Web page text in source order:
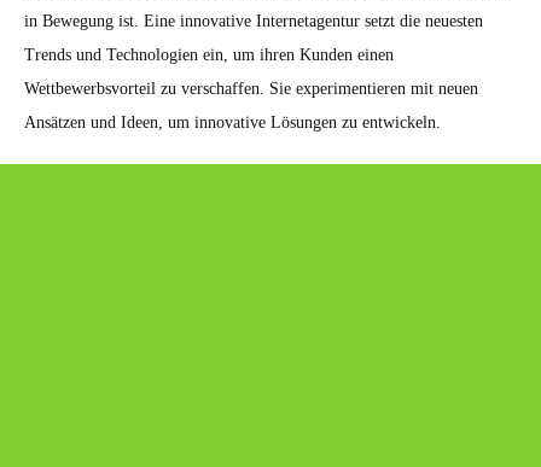
in Bewegung ist. Eine innovative Internetagentur setzt die neuesten
Trends und Technologien ein, um ihren Kunden einen
Wettbewerbsvorteil zu verschaffen. Sie experimentieren mit neuen
Ansätzen und Ideen, um innovative Lösungen zu entwickeln.